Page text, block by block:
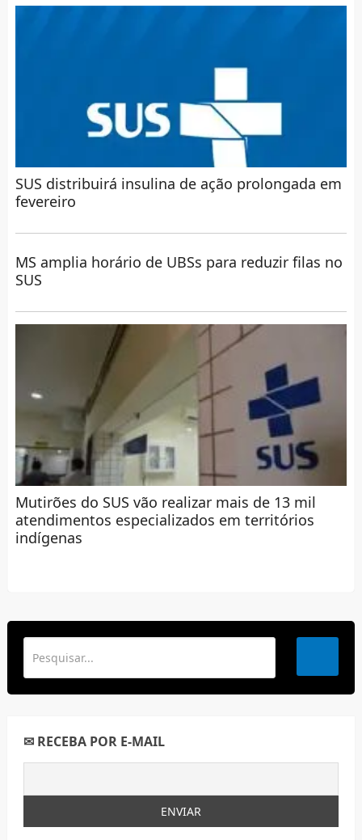
SUS distribuirá insulina de ação prolongada em
fevereiro
MS amplia horário de UBSs para reduzir filas no
SUS
Mutirões do SUS vão realizar mais de 13 mil
atendimentos especializados em territórios
indígenas
✉ RECEBA POR E-MAIL